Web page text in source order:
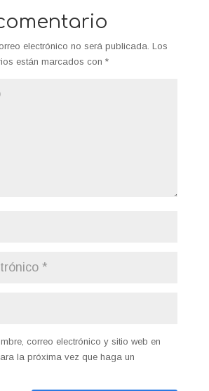
electrónico no será publicada. Los
están marcados con *
correo electrónico y sitio web en
la próxima vez que haga un